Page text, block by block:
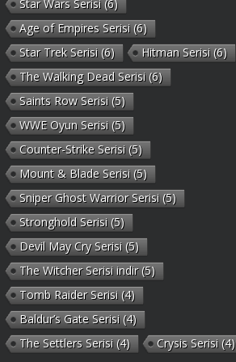
Star Wars Serisi (6)
Age of Empires Serisi (6)
Star Trek Serisi (6) Hitman Serisi (6)
The Walking Dead Serisi (6)
Saints Row Serisi (5)
WWE Oyun Serisi (5)
Counter-Strike Serisi (5)
Mount & Blade Serisi (5)
Sniper Ghost Warrior Serisi (5)
Stronghold Serisi (5)
Devil May Cry Serisi (5)
The Witcher Serisi indir(5)
Tomb Raider Serisi (4)
Baldur’s Gate Serisi (4)
The Settlers Serisi (4) Crysis Serisi (4)